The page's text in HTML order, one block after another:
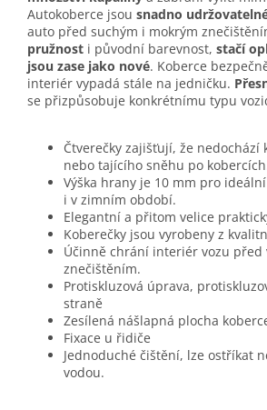
Autokoberce jsou snadno
auto před suchým i mokrým
pružnost i původní barevnost, stačí
jsou zase jako nové. Koberce
interiér vypadá stále na jedničku.
se přizpůsobuje konkrétnímu typu
Čtverečky zajišťují, že nedochází
nebo tajícího sněhu po
Výška hrany je 10 mm pro
i v zimním období.
Elegantní a přitom velice
Koberečky jsou vyrobeny z
Účinně chrání interiér vozu před
znečištěním.
Protiskluzová úprava,
straně
Zesílená nášlapná plocha
Fixace u řidiče
Jednoduché čištění, lze ostříkat
vodou.